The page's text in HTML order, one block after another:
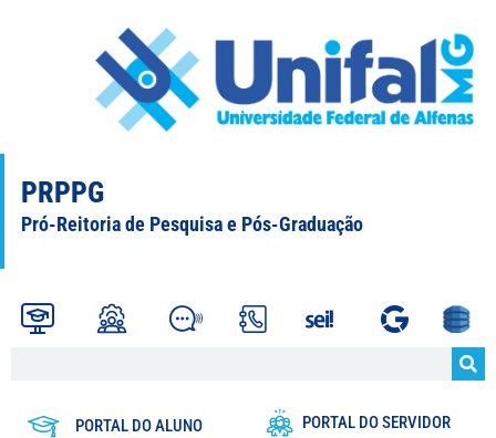
PRPPG
Pró-Reitoria de Pesquisa e Pós-Graduação
PORTAL DO ALUNO PORTAL DO SERVIDOR